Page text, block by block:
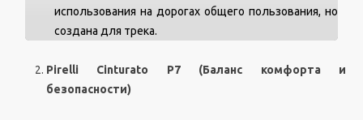
использования на дорогах общего пользования, но
создана для трека.
Pirelli Cinturato P7 (Баланс комфорта и
безопасности)